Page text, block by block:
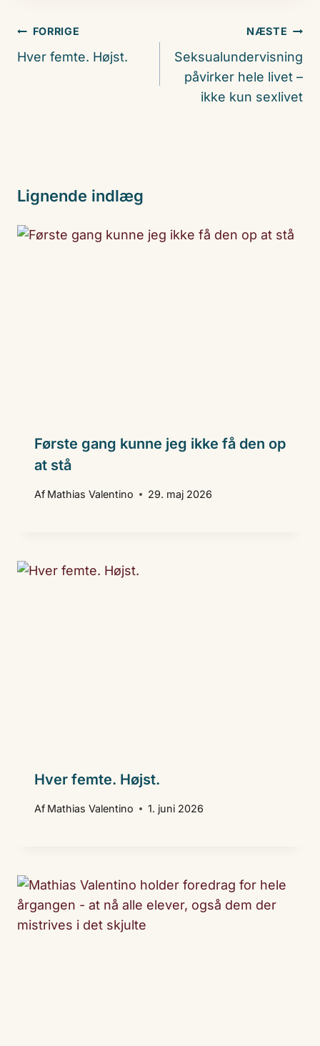
Indlægsnavigation
FORRIGE
Hver femte. Højst.
NÆSTE
Seksualundervisning
påvirker hele livet –
ikke kun sexlivet
Lignende indlæg
Første gang kunne jeg ikke få den op
at stå
Af Mathias Valentino 29. maj 2026
Hver femte. Højst.
Af Mathias Valentino 1. juni 2026